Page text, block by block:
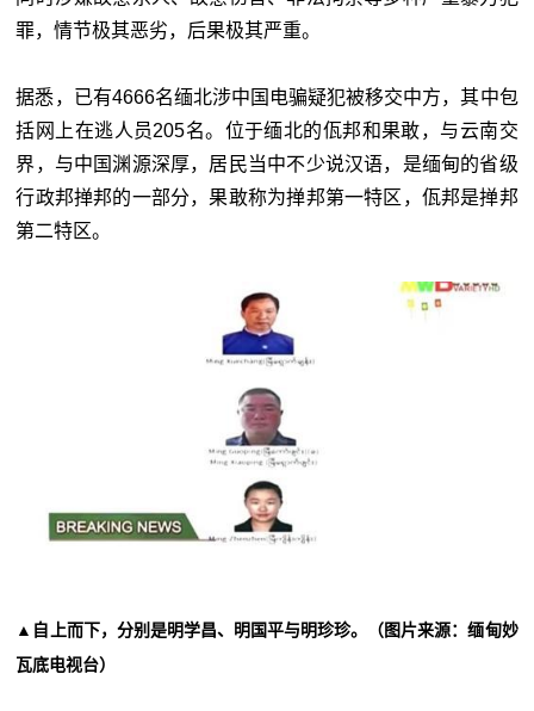
罪，情节极其恶劣，后果极其严重。
据悉，已有4666名缅北涉中国电骗疑犯被移交中方，其中包
括网上在逃人员205名。位于缅北的佤邦和果敢，与云南交
界，与中国渊源深厚，居民当中不少说汉语，是缅甸的省级
行政邦掸邦的一部分，果敢称为掸邦第一特区，佤邦是掸邦
第二特区。
▲自上而下，分别是明学昌、明国平与明珍珍。（图片来源：缅甸妙
瓦底电视台）